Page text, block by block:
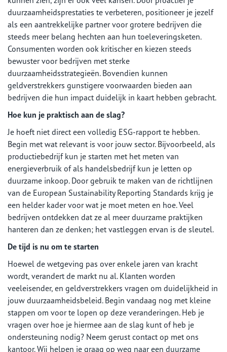
duurzaamheidsprestaties te verbeteren, positioneer je jezelf
als een aantrekkelijke partner voor grotere bedrijven die
steeds meer belang hechten aan hun toeleveringsketen.
Consumenten worden ook kritischer en kiezen steeds
bewuster voor bedrijven met sterke
duurzaamheidsstrategieën. Bovendien kunnen
geldverstrekkers gunstigere voorwaarden bieden aan
bedrijven die hun impact duidelijk in kaart hebben gebracht.
Hoe kun je praktisch aan de slag?
Je hoeft niet direct een volledig ESG-rapport te hebben.
Begin met wat relevant is voor jouw sector. Bijvoorbeeld, als
productiebedrijf kun je starten met het meten van
energieverbruik of als handelsbedrijf kun je letten op
duurzame inkoop. Door gebruik te maken van de richtlijnen
van de European Sustainability Reporting Standards krijg je
een helder kader voor wat je moet meten en hoe. Veel
bedrijven ontdekken dat ze al meer duurzame praktijken
hanteren dan ze denken; het vastleggen ervan is de sleutel.
De tijd is nu om te starten
Hoewel de wetgeving pas over enkele jaren van kracht
wordt, verandert de markt nu al. Klanten worden
veeleisender, en geldverstrekkers vragen om duidelijkheid in
jouw duurzaamheidsbeleid. Begin vandaag nog met kleine
stappen om voor te lopen op deze veranderingen. Heb je
vragen over hoe je hiermee aan de slag kunt of heb je
ondersteuning nodig? Neem gerust contact op met ons
kantoor. Wij helpen je graag op weg naar een duurzame